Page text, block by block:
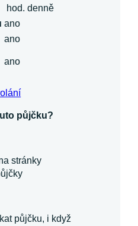
hod. denně
ano
ano
ano
půjčku?
stránky
půjčku, i když